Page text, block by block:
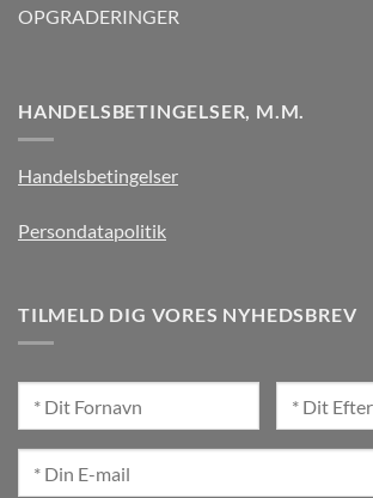
OPGRADERINGER
HANDELSBETINGELSER, M.M.
Handelsbetingelser
Persondatapolitik
TILMELD DIG VORES NYHEDSBREV